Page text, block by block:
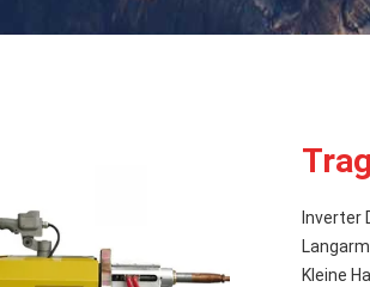
Inverter
Kleine